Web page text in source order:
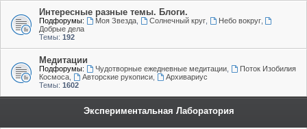
Интересные разные темы. Блоги.
Подфорумы: Моя Звезда, Солнечный круг, Небо вокруг,
Добрые дела
Темы: 192
Медитации
Подфорумы: Чудотворные ежедневные медитации,
Поток Изобилия
Космоса
Авторские рукописи,
Архивариус
Темы: 1602
Экспериментальная Лаборатория